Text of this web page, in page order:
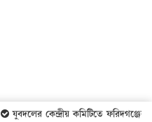
যুবদলের কেন্দ্রীয় কমিটিতে ফরিদগঞ্জের